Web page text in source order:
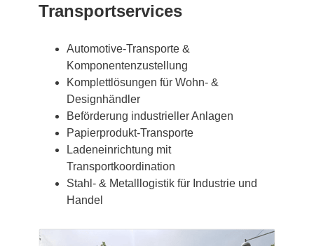
Transportservices
Automotive-Transporte &
Komponentenzustellung
Komplettlösungen für Wohn- &
Designhändler
Beförderung industrieller Anlagen
Papierprodukt-Transporte
Ladeneinrichtung mit
Transportkoordination
Stahl- & Metalllogistik für Industrie und
Handel